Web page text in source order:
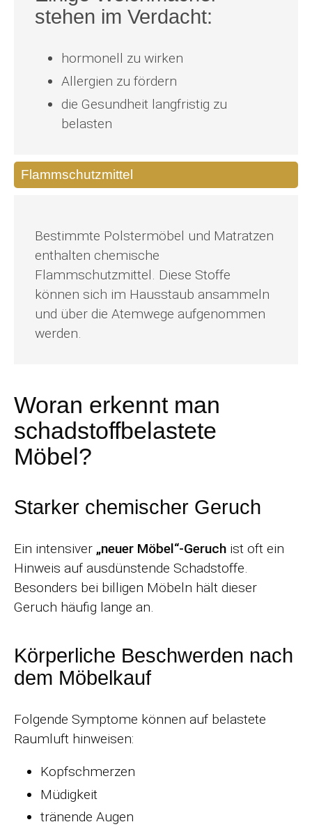
stehen im Verdacht:
hormonell zu wirken
Allergien zu fördern
die Gesundheit langfristig zu
belasten
Flammschutzmittel
Bestimmte Polstermöbel und Matratzen
enthalten chemische
Flammschutzmittel. Diese Stoffe
können sich im Hausstaub ansammeln
und über die Atemwege aufgenommen
werden.
Woran erkennt man
schadstoffbelastete
Möbel?
Starker chemischer Geruch
Ein intensiver „neuer Möbel“-Geruch ist oft ein
Hinweis auf ausdünstende Schadstoffe.
Besonders bei billigen Möbeln hält dieser
Geruch häufig lange an.
Körperliche Beschwerden nach
dem Möbelkauf
Folgende Symptome können auf belastete
Raumluft hinweisen:
Kopfschmerzen
Müdigkeit
tränende Augen